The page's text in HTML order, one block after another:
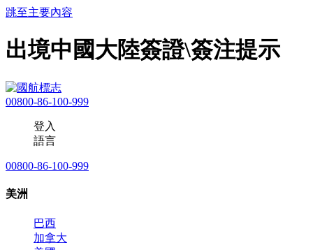
跳至主要內容
出境中國大陸簽證\簽注提示
00800-86-100-999
登入
語言
00800-86-100-999
美洲
巴西
加拿大